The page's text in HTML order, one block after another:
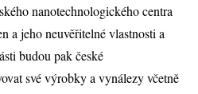
nanotechnologického centra
a jeho neuvěřitelné vlastnosti a
budou pak české
své výrobky a vynálezy včetně